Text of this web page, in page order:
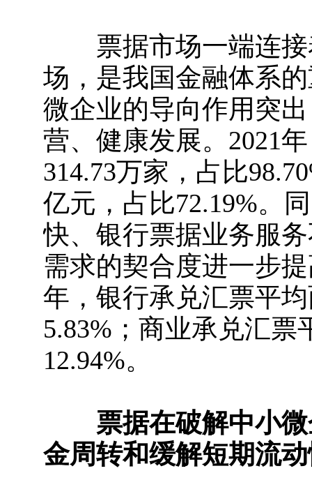
票据市场一端连接
场，是我国金融体系
微企业的导向作用突
营、健康发展。2021
314.73万家，占比
亿元，占比72.19%。
快、银行票据业务服
需求的契合度进一步
年，银行承兑汇票平
5.83%；商业承兑汇票
12.94%。
票据在破解中小
金周转和缓解短期流